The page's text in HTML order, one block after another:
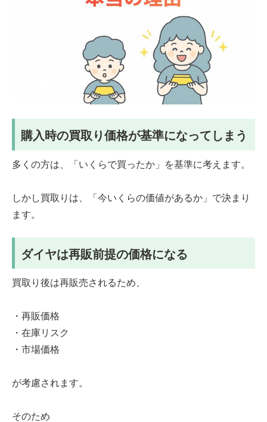
購入時の買取り価格が基準になってしまう
多くの方は、「いくらで買ったか」を基準に考えます。
しかし買取りは、「今いくらの価値があるか」で決まり
ます。
ダイヤは再販前提の価格になる
買取り後は再販売されるため、
・再販価格
・在庫リスク
・市場価格
が考慮されます。
そのため